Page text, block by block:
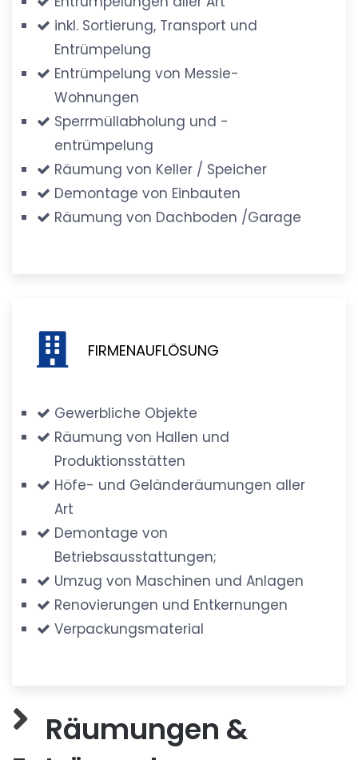
inkl. Sortierung, Transport und
Entrümpelung
Entrümpelung von Messie-
Wohnungen
Sperrmüllabholung und -
entrümpelung
Räumung von Keller / Speicher
Demontage von Einbauten
Räumung von Dachboden /Garage
FIRMENAUFLÖSUNG
Gewerbliche Objekte
Räumung von Hallen und
Produktionsstätten
Höfe- und Geländeräumungen aller
Art
Demontage von
Betriebsausstattungen;
Umzug von Maschinen und Anlagen
Renovierungen und Entkernungen
Verpackungsmaterial
Räumungen &